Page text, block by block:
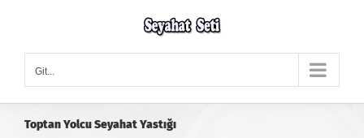
Git...
Toptan Yolcu Seyahat Yastığı